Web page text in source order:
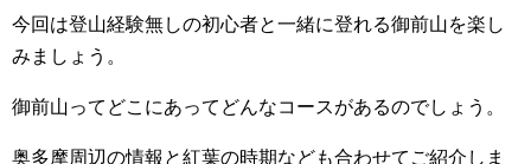
今回は登山経験無しの初心者と一緒に登れる御前山を楽し
みましょう。
御前山ってどこにあってどんなコースがあるのでしょう。
奥多摩周辺の情報と紅葉の時期なども合わせてご紹介しま